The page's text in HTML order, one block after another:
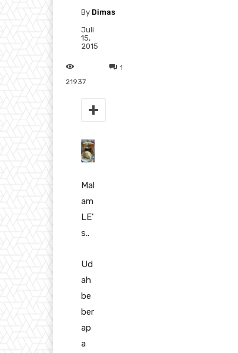
By Dimas
Juli
15,
2015
1
21937
Mal
am
LE’
s..
Ud
ah
be
ber
ap
a